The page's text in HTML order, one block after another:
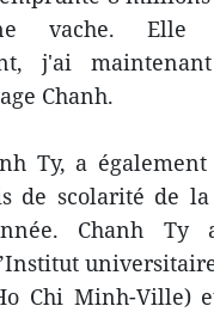
vache.
j'ai
Chanh.
Ty, a
de scolarité de
Chanh Ty
Chi Minh-Ville)